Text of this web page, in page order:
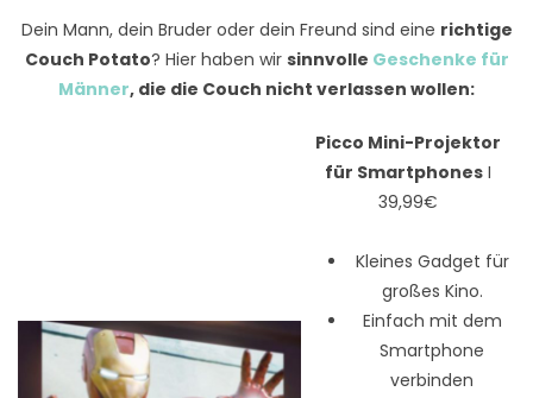
Dein Mann, dein Bruder oder dein Freund sind eine richtige
Couch Potato? Hier haben wir sinnvolle Geschenke für
Männer, die die Couch nicht verlassen wollen:
Picco Mini-Projektor
für Smartphones I
39,99€
Kleines Gadget für
großes Kino.
Einfach mit dem
Smartphone
verbinden